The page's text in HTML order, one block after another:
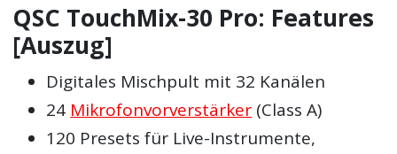
QSC TouchMix-30 Pro: Features
[Auszug]
Digitales Mischpult mit 32 Kanälen
24 Mikrofonvorverstärker (Class A)
120 Presets für Live-Instrumente,